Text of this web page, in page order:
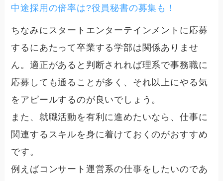
中途採用の倍率は?役員秘書の募集も！
ちなみにスタートエンターテインメントに応募
するにあたって卒業する学部は関係ありませ
ん。適正があると判断されれば理系で事務職に
応募しても通ることが多く、それ以上にやる気
をアピールするのが良いでしょう。
また、就職活動を有利に進めたいなら、仕事に
関連するスキルを身に着けておくのがおすすめ
です。
例えばコンサート運営系の仕事をしたいのであ